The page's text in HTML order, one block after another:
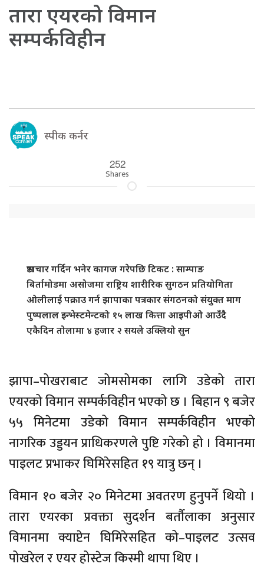
तारा एयरको विमान
सम्पर्कविहीन
स्पीक कर्नर
252
Shares
भ्रष्टाचार गर्दिन भनेर कागज गरेपछि टिकट : साम्पाङ
बिर्तामोडमा असोजमा राष्ट्रिय शारीरिक सुगठन प्रतियोगिता
ओलीलाई पक्राउ गर्न झापाका पत्रकार संगठनको संयुक्त माग
पुष्पलाल इन्भेस्टमेन्टको १५ लाख कित्ता आइपीओ आउँदै
एकैदिन तोलामा ४ हजार २ सयले उक्लियो सुन
झापा–पोखराबाट जोमसोमका लागि उडेको तारा
एयरको विमान सम्पर्कविहीन भएको छ । बिहान ९ बजेर
५५ मिनेटमा उडेको विमान सम्पर्कविहीन भएको
नागरिक उड्डयन प्राधिकरणले पुष्टि गरेको हो । विमानमा
पाइलट प्रभाकर घिमिरेसहित १९ यात्रु छन् ।
विमान १० बजेर २० मिनेटमा अवतरण हुनुपर्ने थियो ।
तारा एयरका प्रवक्ता सुदर्शन बर्तौलाका अनुसार
विमानमा क्याप्टेन घिमिरेसहित को–पाइलट उत्सव
पोखरेल र एयर होस्टेज किस्मी थापा थिए ।